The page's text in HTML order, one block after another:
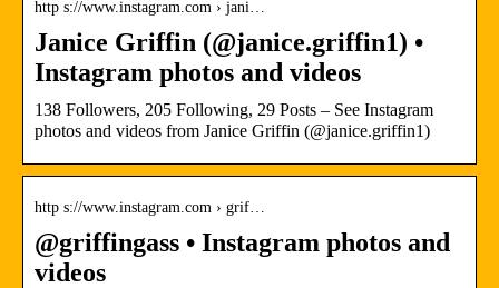
http s://www.instagram.com › jani…
Janice Griffin (@janice.griffin1) •
Instagram photos and videos
138 Followers, 205 Following, 29 Posts – See Instagram
photos and videos from Janice Griffin (@janice.griffin1)
http s://www.instagram.com › grif…
@griffingass • Instagram photos and
videos